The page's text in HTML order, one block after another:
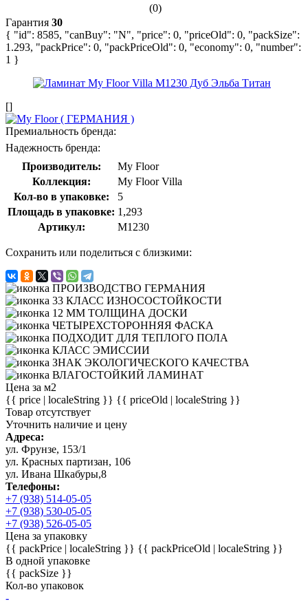
(0)
Гарантия 30
{ "id": 8585, "canBuy": "N", "price": 0, "priceOld": 0, "packSize":
1.293, "packPrice": 0, "packPriceOld": 0, "economy": 0, "number":
1 }
[]
Премиальность бренда:
Надежность бренда:
Производитель:
My Floor
Коллекция:
My Floor Villa
Кол-во в упаковке:
5
Площадь в упаковке: 1,293
Артикул:
M1230
Сохранить или поделиться с близкими:
Цена за м2
{{ price | localeString }} {{ priceOld | localeString }}
Товар отсутствует
Уточнить наличие и цену
Адреса:
ул. Фрунзе, 153/1
ул. Красных партизан, 106
ул. Ивана Шкабуры,8
Телефоны:
+7 (938) 514-05-05
+7 (938) 530-05-05
+7 (938) 526-05-05
Цена за упаковку
{{ packPrice | localeString }} {{ packPriceOld | localeString }}
В одной упаковке
{{ packSize }}
Кол-во упаковок
-